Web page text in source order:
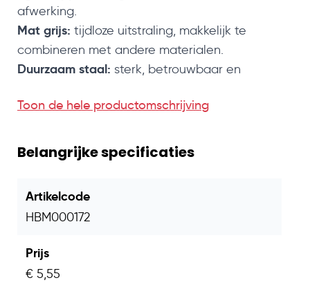
afwerking.
Mat grijs: tijdloze uitstraling, makkelijk te
combineren met andere materialen.
Duurzaam staal: sterk, betrouwbaar en
Technische specificaties
Kruisheng licht model
Lengte
Breedte
Dikte
Kleur
Toon de hele productomschrijving
Belangrijke specificaties
Artikelcode
HBM000172
Prijs
€ 5,55